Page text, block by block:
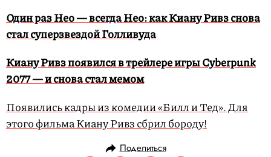
Один раз Нео — всегда Нео: как Киану Ривз снова
стал суперзвездой Голливуда
Киану Ривз появился в трейлере игры Cyberpunk
2077 — и снова стал мемом
Появились кадры из комедии «Билл и Тед». Для
этого фильма Киану Ривз сбрил бороду!
Поделиться